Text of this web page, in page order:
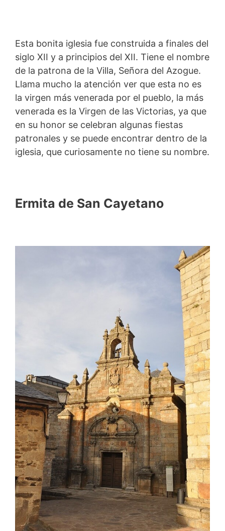
Esta bonita iglesia fue construida a finales del
siglo XII y a principios del XII. Tiene el nombre
de la patrona de la Villa, Señora del Azogue.
Llama mucho la atención ver que esta no es
la virgen más venerada por el pueblo, la más
venerada es la Virgen de las Victorias, ya que
en su honor se celebran algunas fiestas
patronales y se puede encontrar dentro de la
iglesia, que curiosamente no tiene su nombre.
Ermita de San Cayetano